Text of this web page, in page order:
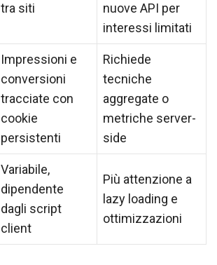
tra siti
nuove API per
interessi limitati
Impressioni e
conversioni
tracciate con
cookie
persistenti
Richiede
tecniche
aggregate o
metriche server-
side
Variabile,
dipendente
dagli script
client
Più attenzione a
lazy loading e
ottimizzazioni